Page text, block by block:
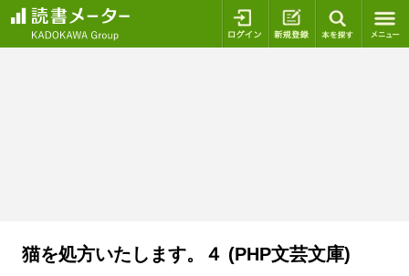
ログイン 新規登録
猫を処方いたします。４ (PHP文芸文庫)